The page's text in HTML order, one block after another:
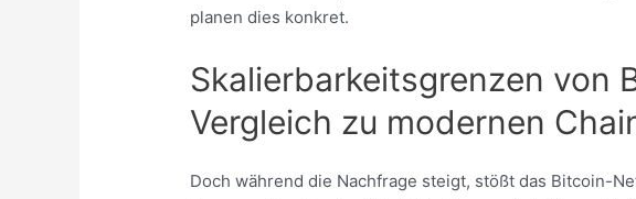
planen dies konkret.
Skalierbarkeitsgrenzen von
Vergleich zu modernen
Doch während die Nachfrage steigt, stößt das Bitcoin-